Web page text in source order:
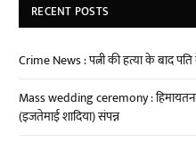
RECENT POSTS
Crime News : पत्नी की हत्या के बाद
Mass wedding ceremony :
(इजतेमाई शादिया) संपन्न